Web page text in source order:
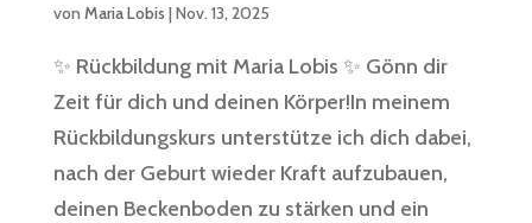
von Maria Lobis | Nov. 13, 2025
✨ Rückbildung mit Maria Lobis ✨ Gönn dir
Zeit für dich und deinen Körper!In meinem
Rückbildungskurs unterstütze ich dich dabei,
nach der Geburt wieder Kraft aufzubauen,
deinen Beckenboden zu stärken und ein